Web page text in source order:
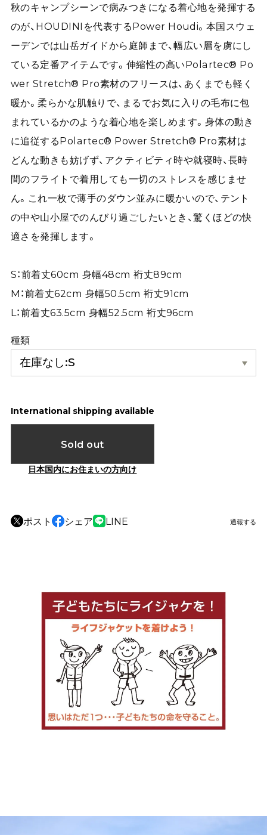
秋のキャンプシーンで病みつきになる着心地を発揮する
のが、HOUDINIを代表するPower Houdi。本国スウェ
ーデンでは山岳ガイドから庭師まで、幅広い層を虜にし
ている定番アイテムです。伸縮性の高いPolartec® Po
wer Stretch® Pro素材のフリースは、あくまでも軽く
暖か。柔らかな肌触りで、まるでお気に入りの毛布に包
まれているかのような着心地を楽しめます。身体の動き
に追従するPolartec® Power Stretch® Pro素材は
どんな動きも妨げず、アクティビティ時や就寝時、長時
間のフライトで着用しても一切のストレスを感じませ
ん。これ一枚で薄手のダウン並みに暖かいので、テント
の中や山小屋でのんびり過ごしたいとき、驚くほどの快
適さを発揮します。
S：前着丈60cm 身幅48cm 裄丈89cm
M：前着丈62cm 身幅50.5cm 裄丈91cm
L：前着丈63.5cm 身幅52.5cm 裄丈96cm
種類
International shipping available
Sold out
日本国内にお住まいの方向け
ポスト シェア LINE 通報する